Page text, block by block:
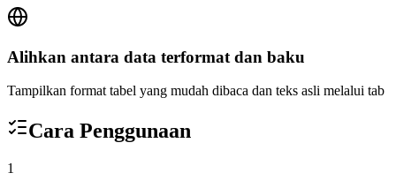
Alihkan antara data terformat dan baku
Tampilkan format tabel yang mudah dibaca dan teks asli melalui tab
Cara Penggunaan
1